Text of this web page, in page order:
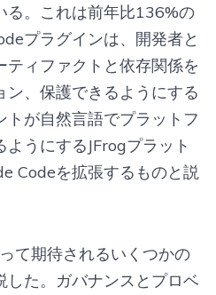
る。これは前年比136%の
プラグインは、開発者と
ティファクトと依存関係を
ン、保護できるようにする
トが自然言語でプラットフ
うにするJFrogプラット
Codeを拡張するものと説
て期待されるいくつかの
した。ガバナンスとプロベ